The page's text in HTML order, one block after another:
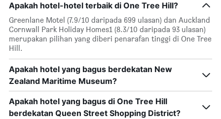
Apakah hotel-hotel terbaik di One Tree Hill?
Greenlane Motel (7.9/10 daripada 699 ulasan) dan Auckland
Cornwall Park Holiday Homes1 (8.3/10 daripada 93 ulasan)
merupakan pilihan yang diberi penarafan tinggi di One Tree
Hill.
Apakah hotel yang bagus berdekatan New
Zealand Maritime Museum?
Apakah hotel yang bagus di One Tree Hill
berdekatan Queen Street Shopping District?